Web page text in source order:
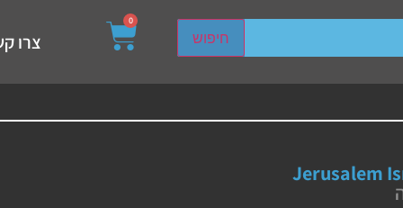
חיפוש
page. Touch device users, explore by touch or
0
צרו
Jerusalem